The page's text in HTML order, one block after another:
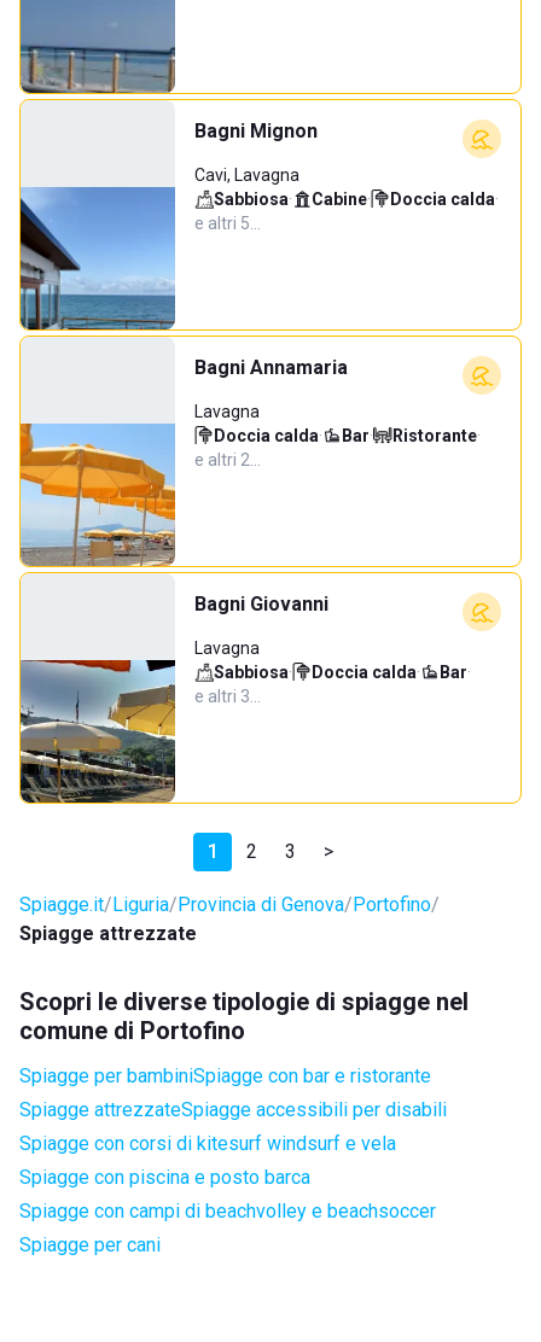
Bagni Mignon
Cavi, Lavagna
Sabbiosa· Cabine· Doccia calda·
e altri 5…
Bagni Annamaria
Lavagna
Doccia calda· Bar· Ristorante·
e altri 2…
Bagni Giovanni
Lavagna
Sabbiosa· Doccia calda· Bar·
e altri 3…
1 2 3 >
Spiagge.it Liguria Provincia di Genova Portofino
Spiagge attrezzate
Scopri le diverse tipologie di spiagge nel
comune di Portofino
Spiagge per bambiniSpiagge con bar e ristorante
Spiagge attrezzateSpiagge accessibili per disabili
Spiagge con corsi di kitesurf windsurf e vela
Spiagge con piscina e posto barca
Spiagge con campi di beachvolley e beachsoccer
Spiagge per cani